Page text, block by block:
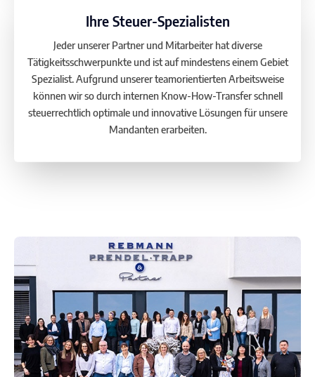
Ihre Steuer-Spezialisten
Jeder unserer Partner und Mitarbeiter hat diverse
Tätigkeitsschwerpunkte und ist auf mindestens einem Gebiet
Spezialist. Aufgrund unserer teamorientierten Arbeitsweise
können wir so durch internen Know-How-Transfer schnell
steuerrechtlich optimale und innovative Lösungen für unsere
Mandanten erarbeiten.